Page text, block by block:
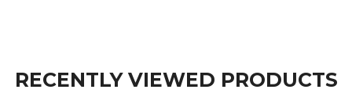
RECENTLY VIEWED PRODUCTS